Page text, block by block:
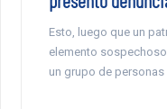
Esto, luego que un
elemento
un grupo de personas